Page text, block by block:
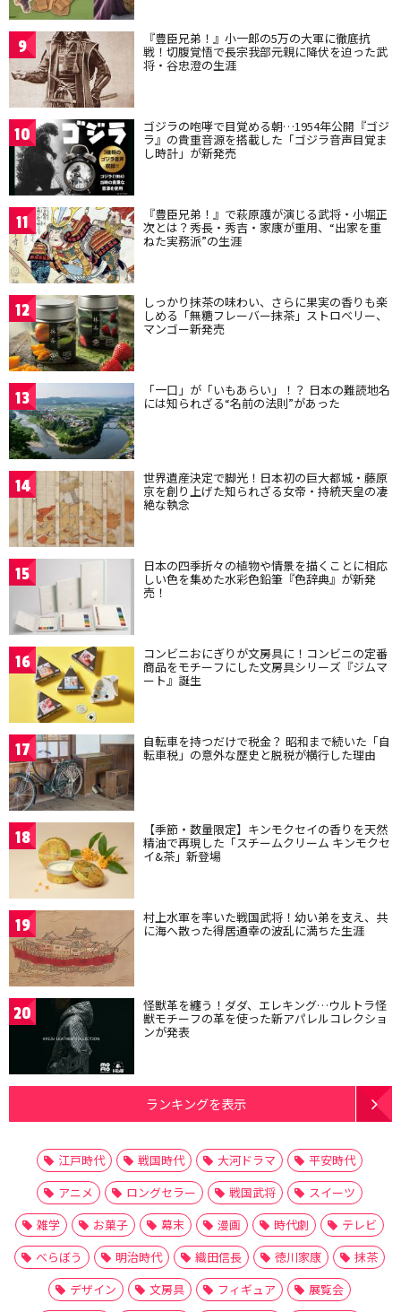
9 『豊臣兄弟！』小一郎の5万の大軍に徹底抗
戦！切腹覚悟で長宗我部元親に降伏を迫った武
将・谷忠澄の生涯
10 ゴジラの咆哮で目覚める朝…1954年公開『ゴジ
ラ』の貴重音源を搭載した「ゴジラ音声目覚ま
し時計」が新発売
11 『豊臣兄弟！』で萩原護が演じる武将・小堀正
次とは？秀長・秀吉・家康が重用、“出家を重
ねた実務派”の生涯
12 しっかり抹茶の味わい、さらに果実の香りも楽
しめる「無糖フレーバー抹茶」ストロベリー、
マンゴー新発売
13 「一口」が「いもあらい」！？ 日本の難読地名
には知られざる“名前の法則”があった
14 世界遺産決定で脚光！日本初の巨大都城・藤原
京を創り上げた知られざる女帝・持統天皇の凄
絶な執念
15 日本の四季折々の植物や情景を描くことに相応
しい色を集めた水彩色鉛筆『色辞典』が新発
売！
16 コンビニおにぎりが文房具に！コンビニの定番
商品をモチーフにした文房具シリーズ『ジムマ
ート』誕生
17 自転車を持つだけで税金？ 昭和まで続いた「自
転車税」の意外な歴史と脱税が横行した理由
18 【季節・数量限定】キンモクセイの香りを天然
精油で再現した「スチームクリーム キンモクセ
イ&茶」新登場
19 村上水軍を率いた戦国武将！幼い弟を支え、共
に海へ散った得居通幸の波乱に満ちた生涯
20 怪獣革を纏う！ダダ、エレキング…ウルトラ怪
獣モチーフの革を使った新アパレルコレクショ
ンが発表
ランキングを表示
江戸時代 戦国時代 大河ドラマ
平安時代
アニメ
ロングセラー 戦国武将
スイーツ
雑学
お菓子 幕末 漫画 時代劇
テレビ
べらぼう
明治時代 織田信長 徳川家康
抹茶
デザイン
文房具 フィギュア
展覧会